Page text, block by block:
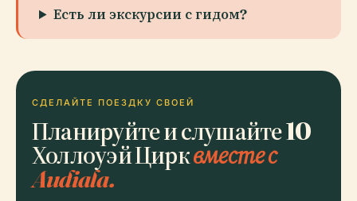
Есть ли экскурсии с гидом?
СДЕЛАЙТЕ ПОЕЗДКУ СВОЕЙ
Планируйте и слушайте 10
Холлоуэй Цирквместе с
Audiala.